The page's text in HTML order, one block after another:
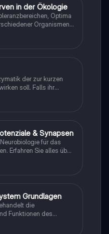
in der Ökologie
Optima
Organismen
der zur kurzen
soll. Falls ihr
,wenn ihr mir
euch viel Spaß dabei!
& Synapsen
für das
Erfahren Sie alles über
synaptische
die
vorbereiten und ein
Signalübertragung
Grundlagen
die
Funktionen des
Neuronen, Gliazellen,
und synaptische